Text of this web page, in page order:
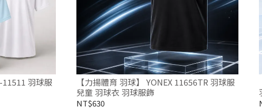
11511 羽球服
【力揚體育 羽球】 YONEX 11656TR 羽球服
兒童 羽球衣 羽球服飾
NT$630